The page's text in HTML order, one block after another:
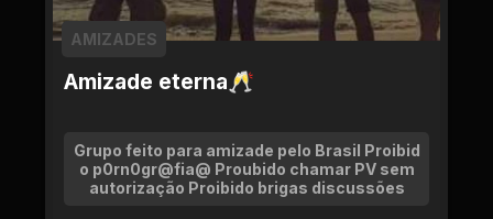
Amizade eterna🥂
AMIZADES
Grupo feito para amizade pelo Brasil Proibid
o p0rn0gr@fia@ Proubido chamar PV sem
autorização Proibido brigas discussões